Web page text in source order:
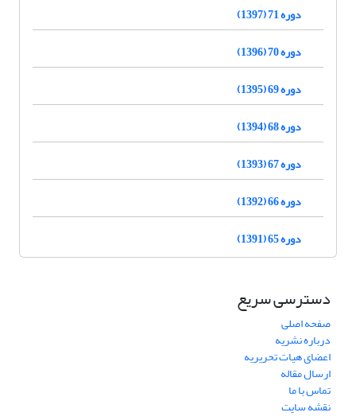
دوره 71 (1397)
دوره 70 (1396)
دوره 69 (1395)
دوره 68 (1394)
دوره 67 (1393)
دوره 66 (1392)
دوره 65 (1391)
دسترسی سریع
صفحه اصلی
درباره نشریه
اعضای هیات تحریریه
ارسال مقاله
تماس با ما
نقشه سایت